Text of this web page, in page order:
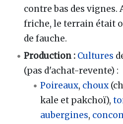
contre bas des vignes.
friche, le terrain était
de fauche.
Production : Cultures
(pas d'achat-revente) :
Poireaux, choux
kale et pakchoï),
aubergines,